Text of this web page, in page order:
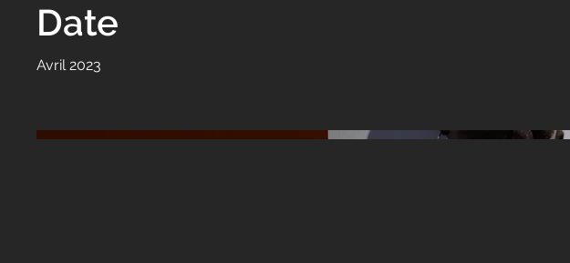
Date
Avril 2023